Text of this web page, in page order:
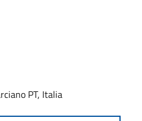
PT, Italia